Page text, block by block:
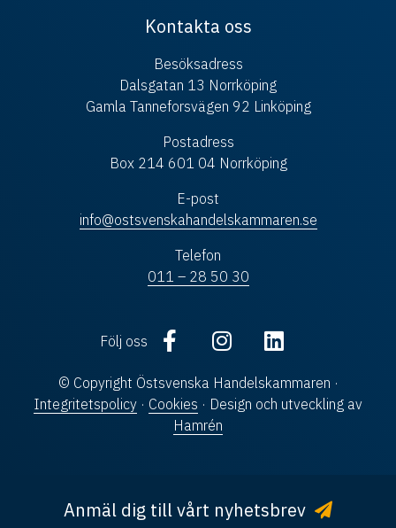
Kontakta oss
Besöksadress
Dalsgatan 13 Norrköping
Gamla Tanneforsvägen 92 Linköping
Postadress
Box 214 601 04 Norrköping
E-post
info@ostsvenskahandelskammaren.se
Telefon
011 – 28 50 30
Följ oss
© Copyright Östsvenska Handelskammaren ·
Integritetspolicy · Cookies · Design och utveckling av
Hamrén
Anmäl dig till vårt nyhetsbrev